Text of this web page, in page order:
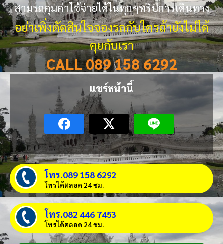
สามรถคุมค่าใช้จ่ายได้ในทุกๆทริปการเดินทาง
อย่าเพิ่งตัดสินใจจองรถกับใครถ้ายังไม่ได้
คุยกับเรา
CALL 089 158 6292
แชร์หน้านี้
โทร.089 158 6292
โทรได้ตลอด 24 ชม.
โทร.082 446 7453
โทรได้ตลอด 24 ชม.